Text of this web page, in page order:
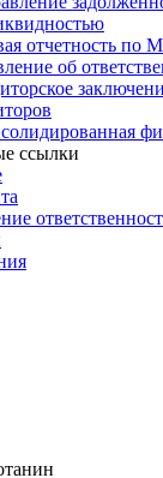
отчетность по
об
ссылки